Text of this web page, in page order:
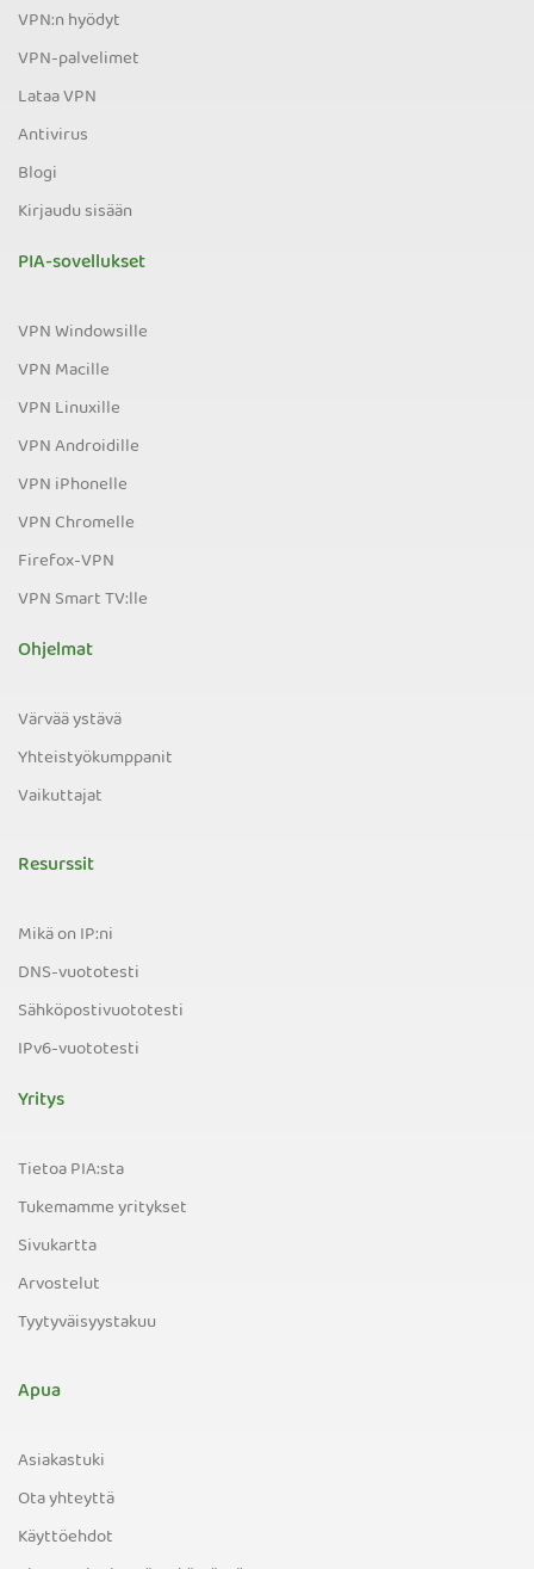
VPN:n hyödyt
VPN-palvelimet
Lataa VPN
Antivirus
Blogi
Kirjaudu sisään
PIA-sovellukset
VPN Windowsille
VPN Macille
VPN Linuxille
VPN Androidille
VPN iPhonelle
VPN Chromelle
Firefox-VPN
VPN Smart TV:lle
Ohjelmat
Värvää ystävä
Yhteistyökumppanit
Vaikuttajat
Resurssit
Mikä on IP:ni
DNS-vuototesti
Sähköpostivuototesti
IPv6-vuototesti
Yritys
Tietoa PIA:sta
Tukemamme yritykset
Sivukartta
Arvostelut
Tyytyväisyystakuu
Apua
Asiakastuki
Ota yhteyttä
Käyttöehdot